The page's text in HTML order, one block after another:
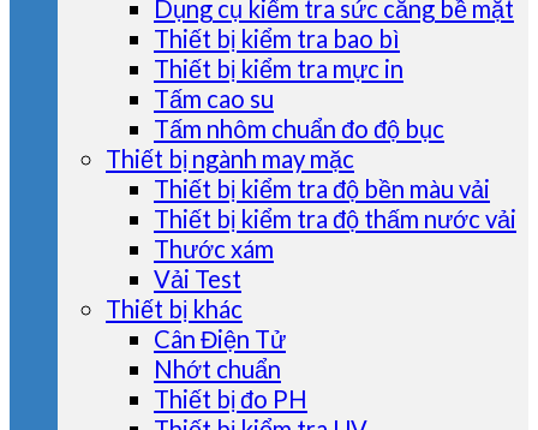
Dụng cụ kiểm tra sức căng bề mặt
Thiết bị kiểm tra bao bì
Thiết bị kiểm tra mực in
Tấm cao su
Tấm nhôm chuẩn đo độ bục
Thiết bị ngành may mặc
Thiết bị kiểm tra độ bền màu vải
Thiết bị kiểm tra độ thấm nước vải
Thước xám
Vải Test
Thiết bị khác
Cân Điện Tử
Nhớt chuẩn
Thiết bị đo PH